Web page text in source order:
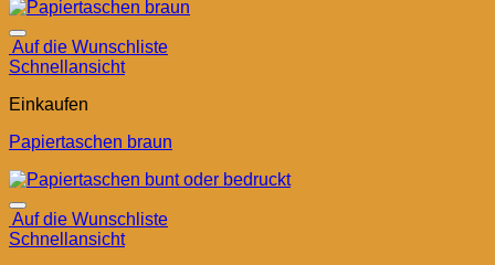
Auf die Wunschliste
Schnellansicht
Einkaufen
Papiertaschen braun
Auf die Wunschliste
Schnellansicht